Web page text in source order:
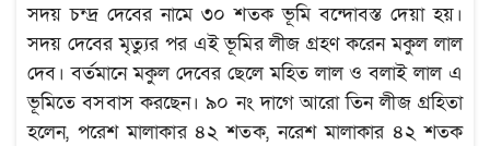
সদয় চন্দ্র দেবের নামে ৩০ শতক ভূমি বন্দোবস্ত দেয়া হয়।
সদয় দেবের মৃত্যুর পর এই ভূমির লীজ গ্রহণ করেন মকুল লাল
দেব। বর্তমানে মকুল দেবের ছেলে মহিত লাল ও বলাই লাল এ
ভূমিতে বসবাস করছেন। ৯০ নং দাগে আরো তিন লীজ গ্রহিতা
হলেন, পরেশ মালাকার ৪২ শতক, নরেশ মালাকার ৪২ শতক